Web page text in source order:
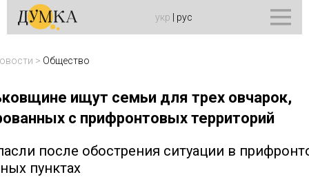
укр рус
> Общество
ищут семьи для трех овчарок,
с прифронтовых территорий
после обострения ситуации в
пунктах